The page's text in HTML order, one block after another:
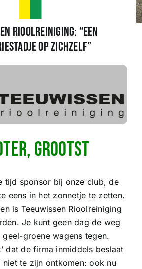
Rioolreiniging: “Een
op zichzelf”
grootst
tijd sponsor bij onze club, de
eens in het zonnetje te zetten.
is Teeuwissen Rioolreiniging
Je kunt geen dag de weg
groene wagens tegen.
dat de firma inmiddels beslaat
te zijn ontkomen: ook nu